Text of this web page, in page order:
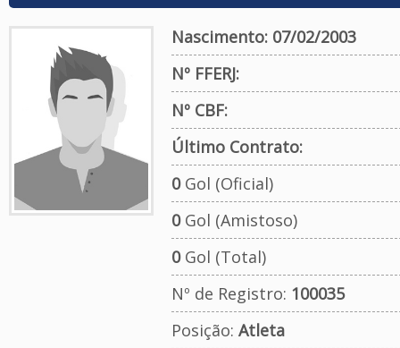
Nascimento: 07/02/2003
Nº FFERJ:
Nº CBF:
Último Contrato:
0Gol (Oficial)
0Gol (Amistoso)
0Gol (Total)
Nº de Registro: 100035
Posição: Atleta